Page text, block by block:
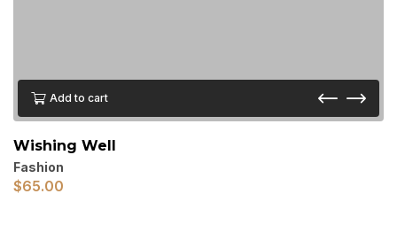
Add to cart
Wishing Well
Fashion
$65.00